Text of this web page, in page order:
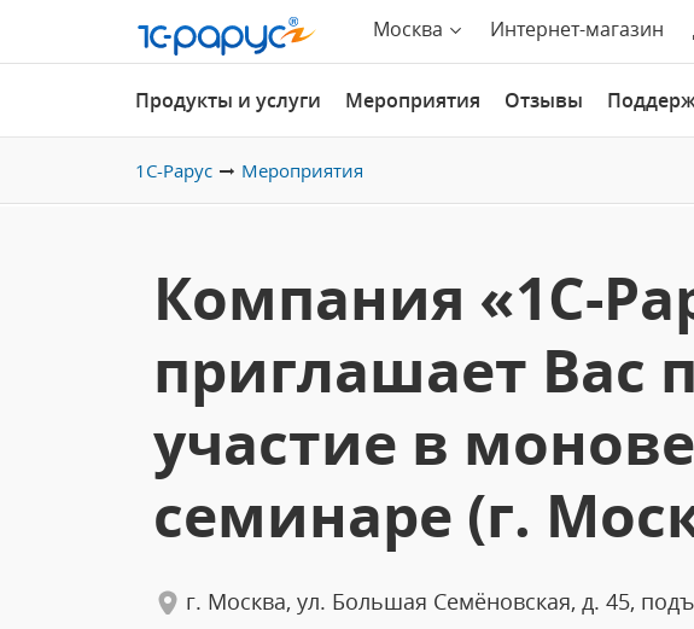
Москва Интернет-магазин
Продукты и услуги Мероприятия Отзывы
1С-Рарус Мероприятия
Компания «1С-
приглашает Вас
участие в
семинаре (г.
г. Москва, ул. Большая Семёновская, д. 45,